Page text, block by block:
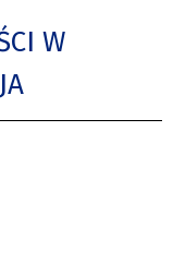
W